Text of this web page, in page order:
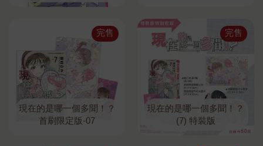
完售
現在的是哪一個多聞！？
首刷限定版-07
完售
現在的是哪一個多聞！？
(7) 特裝版